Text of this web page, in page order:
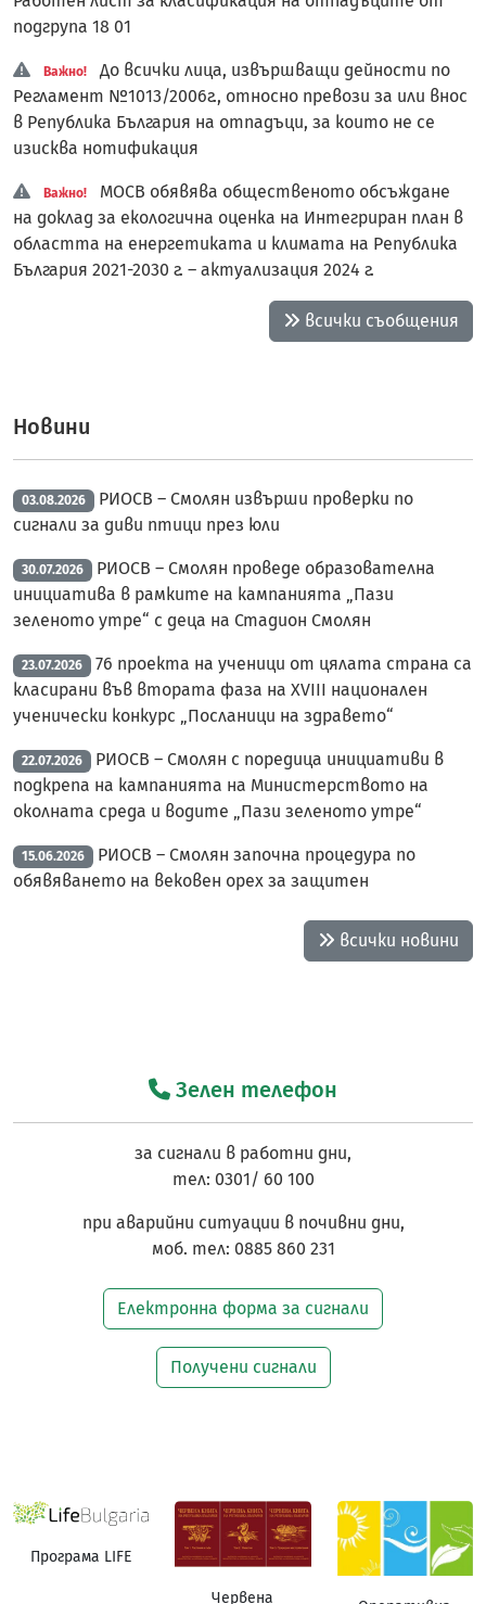
подгрупа 18 01
Важно!
До всички лица, извършващи дейности по
Регламент №1013/2006г., относно превози за или внос
в Република България на отпадъци, за които не се
изисква нотификация
Важно!
МОСВ обявява общественото обсъждане
на доклад за екологична оценка на Интегриран план в
областта на енергетиката и климата на Република
България 2021-2030 г. – актуализация 2024 г.
всички съобщения
Новини
03.08.2026
РИОСВ – Смолян извърши проверки по
сигнали за диви птици през юли
30.07.2026
РИОСВ – Смолян проведе образователна
инициатива в рамките на кампанията „Пази
зеленото утре“ с деца на Стадион Смолян
23.07.2026
76 проекта на ученици от цялата страна са
класирани във втората фаза на XVIII национален
ученически конкурс „Посланици на здравето“
22.07.2026
РИОСВ – Смолян с поредица инициативи в
подкрепа на кампанията на Министерството на
околната среда и водите „Пази зеленото утре“
15.06.2026
РИОСВ – Смолян започна процедура по
обявяването на вековен орех за защитен
всички новини
Зелен телефон
за сигнали в работни дни,
тел: 0301/ 60 100
при аварийни ситуации в почивни дни,
моб. тел: 0885 860 231
Електронна форма за сигнали
Получени сигнали
Програма LIFE
Червена